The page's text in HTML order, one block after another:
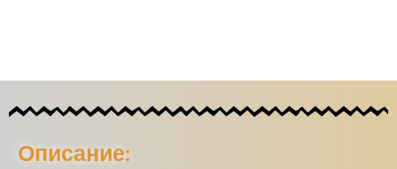
Описание: